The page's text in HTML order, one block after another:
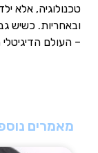
טכנולוגיה, אלא
ובאחריות. כשיש
– העולם
מאמרים